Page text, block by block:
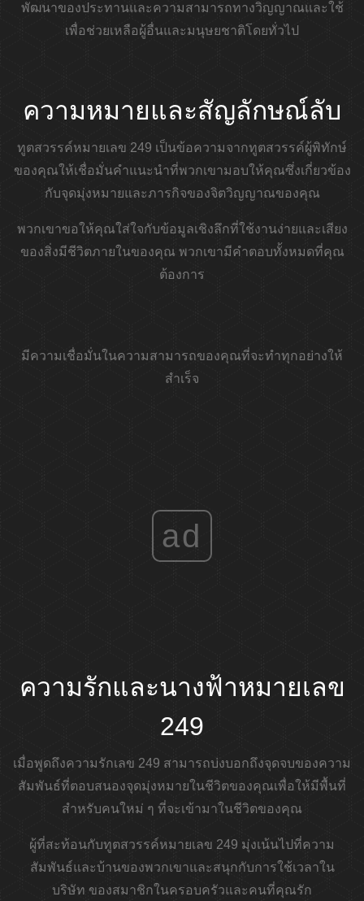
พัฒนาของประทานและความสามารถทางวิญญาณและใช้
เพื่อช่วยเหลือผู้อื่นและมนุษยชาติโดยทั่วไป
ความหมายและสัญลักษณ์ลับ
ทูตสวรรค์หมายเลข 249 เป็นข้อความจากทูตสวรรค์ผู้พิทักษ์
ของคุณให้เชื่อมั่นคำแนะนำที่พวกเขามอบให้คุณซึ่งเกี่ยวข้อง
กับจุดมุ่งหมายและภารกิจของจิตวิญญาณของคุณ
พวกเขาขอให้คุณใส่ใจกับข้อมูลเชิงลึกที่ใช้งานง่ายและเสียง
ของสิ่งมีชีวิตภายในของคุณ พวกเขามีคำตอบทั้งหมดที่คุณ
ต้องการ
มีความเชื่อมั่นในความสามารถของคุณที่จะทำทุกอย่างให้
สำเร็จ
ad
ความรักและนางฟ้าหมายเลข
249
เมื่อพูดถึงความรักเลข 249 สามารถบ่งบอกถึงจุดจบของความ
สัมพันธ์ที่ตอบสนองจุดมุ่งหมายในชีวิตของคุณเพื่อให้มีพื้นที่
สำหรับคนใหม่ ๆ ที่จะเข้ามาในชีวิตของคุณ
ผู้ที่สะท้อนกับทูตสวรรค์หมายเลข 249 มุ่งเน้นไปที่ความ
สัมพันธ์และบ้านของพวกเขาและสนุกกับการใช้เวลาใน
บริษัท ของสมาชิกในครอบครัวและคนที่คุณรัก